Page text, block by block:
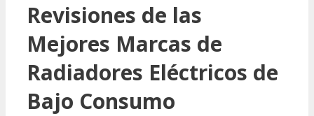
Revisiones de las
Mejores Marcas de
Radiadores Eléctricos de
Bajo Consumo